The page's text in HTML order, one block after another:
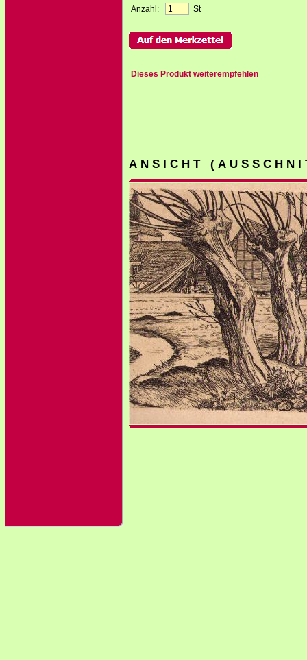
Anzahl: St
Dieses Produkt weiterempfehlen
A N S I C H T ( A U S S C H N